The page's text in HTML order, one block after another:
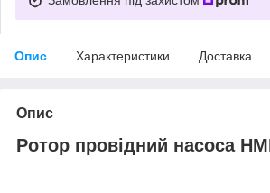
Опис Характеристики Доставка
Опис
Ротор провідний насоса